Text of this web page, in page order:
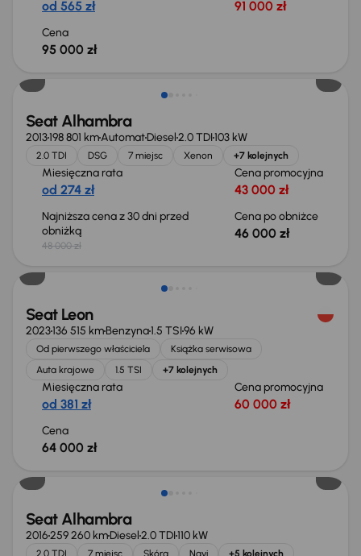
od 565 zł 91 000 zł
Cena
95 000 zł
Taniej o 2 000 zł
Seat Alhambra
2013198 801 kmAutomatDiesel2.0 TDI103 kW
2.0 TDI DSG 7 miejsc Xenon +7 kolejnych
Miesięczna rata
od 274 zł
Cena promocyjna
43 000 zł
Najniższa cena z 30 dni przed
obniżką
48 000 zł
Cena po obniżce
46 000 zł
Możliwość odliczenia VAT
Seat Leon
2023136 515 kmBenzyna1.5 TSI96 kW
Od pierwszego właściciela
Książka serwisowa
Auta krajowe
1.5 TSI +7 kolejnych
Miesięczna rata
od 381 zł
Cena promocyjna
60 000 zł
Cena
64 000 zł
Taniej o 1 000 zł
Seat Alhambra
2016259 260 kmDiesel2.0 TDI110 kW
2.0 TDI 7 miejsc Skóra Navi +5 kolejnych